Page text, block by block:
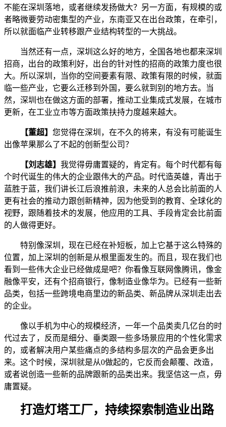
不能在深圳落地，或者继续发扬做大？另一方面，有规模的或
者略微要劳动密集型的产业，东南亚又在出台政策，在牵引，
所以就面临产业转移跟产业结构转型的一大挑战。
当然还有一点，深圳这么好的地方，全国各地也都来深圳
招商，出台的政策利好，出台的针对性的招商的政策力度也很
大。所以深圳，当你的空间要素有限、政策有限的时候，就面
临一些产业，它要么迁移到外国，要么就到别的地方去。当
然，深圳也在做这方面的部署，推动工业集成式发展，在城市
更新，在工业立市等方面政策扶持力度越来越大。
【董超】 您觉得在深圳，在不久的将来，有没有可能诞生
出像苹果那么了不起的创新型公司？
【刘志雄】 我觉得毋庸置疑的，肯定有。每个时代都有每
个时代诞生的伟大的企业跟伟大的产品。时代造英雄，青出于
蓝胜于蓝，我们讲长江后浪推前浪，未来的人总会比前面的人
更有社会的推动力跟创新精神，因为他受到的教育、全球化的
视野，跟随着技术的发展，他应用的工具、手段肯定会比前面
的人做得更好。
特别像深圳，现在已经在补短板，加上它基于这么特殊的
位置，加上深圳的创新是从根里面发生的。而且，现在我们也
看到一些伟大企业已经做成是吧？你看像互联网像腾讯，像金
融像平安，还有个招商银行，像制造业像华为。已经有一些新
品类，包括一些跨境电商里边的新品类、新品牌从深圳走出去
的企业。
像以手机为中心的规模经济，一年一个品类卖几亿台的时
代过去了，反而是细分、垂类跟一些多场景应用的个性化需求
的，或者解决用户某些痛点的多结构多层次的产品会更多出
来。这个时候，深圳就是从0做起的，它反而会颠覆、改造，
或者说创造一些新的品牌跟新的品类出来。我坚信这一点，毋
庸置疑。
打造灯塔工厂，持续探索制造业出路